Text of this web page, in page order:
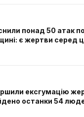
понад 50 атак по
є жертви серед
ексгумацію
останки 54